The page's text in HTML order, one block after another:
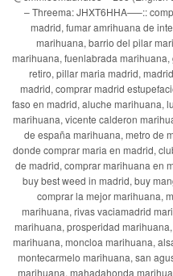
– Threema: JHXT6HHA—–::
madrid, fumar amrihuana de
marihuana, barrio del pilar
marihuana, fuenlabrada
retiro, pillar maria madrid,
madrid, comprar madrid
faso en madrid, aluche marihuana,
marihuana, vicente calderon
de españa marihuana, metro de
donde comprar maria en madrid,
de madrid, comprar marihuana en
buy best weed in madrid, buy
comprar la mejor marihuana,
marihuana, rivas vaciamadrid
marihuana, prosperidad
marihuana, moncloa marihuana,
montecarmelo marihuana, san
marihuana, mahadahonda